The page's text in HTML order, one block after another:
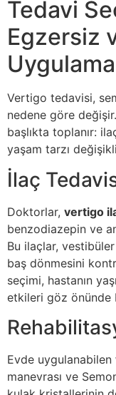
Tedavi
Egzersiz
Vertigo tedavisi,
nedene göre değişir.
başlıkta toplanır:
yaşam tarzı
İlaç
Doktorlar, vertigo
benzodiazepin ve
Bu ilaçlar,
baş dönmesini
seçimi, hastanın
etkileri göz önünde
Evde uygulanabilen
manevrası ve